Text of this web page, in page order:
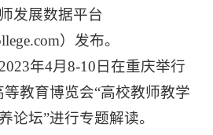
发展数据平台
）发布。
年4月8-10日在重庆举行
等教育博览会“高校教师教学
论坛”进行专题解读。